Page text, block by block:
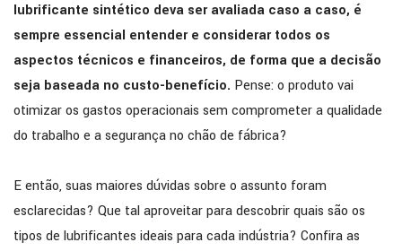
lubrificante sintético deva ser avaliada caso a caso, é
sempre essencial entender e considerar todos os
aspectos técnicos e financeiros, de forma que a decisão
seja baseada no custo-benefício. Pense: o produto vai
otimizar os gastos operacionais sem comprometer a qualidade
do trabalho e a segurança no chão de fábrica?
E então, suas maiores dúvidas sobre o assunto foram
esclarecidas? Que tal aproveitar para descobrir quais são os
tipos de lubrificantes ideais para cada indústria? Confira as